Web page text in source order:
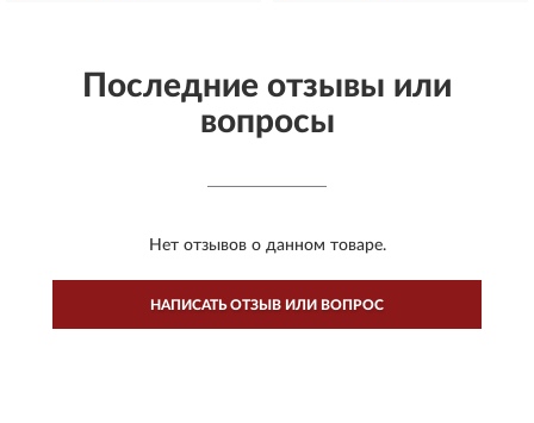
Последние отзывы или
вопросы
Нет отзывов о данном товаре.
НАПИСАТЬ ОТЗЫВ ИЛИ ВОПРОС